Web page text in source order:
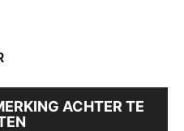
ACHTER TE